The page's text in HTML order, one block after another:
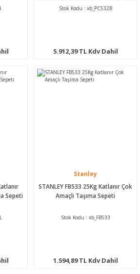
Amaçlı Taşıma Sepeti
Stok Kodu : xb_PC532B
5.912,39 TL Kdv Dahil
Sepeti
Stanley
STANLEY FB533 25Kg Katlanır Çok
Amaçlı Taşıma Sepeti
Stok Kodu : xb_FB533
1.594,89 TL Kdv Dahil